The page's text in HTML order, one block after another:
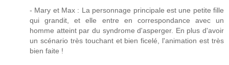
- Mary et Max : La personnage principale est une petite fille
qui grandit, et elle entre en correspondance avec un
homme atteint par du syndrome d'asperger. En plus d'avoir
un scénario très touchant et bien ficelé, l'animation est très
bien faite !